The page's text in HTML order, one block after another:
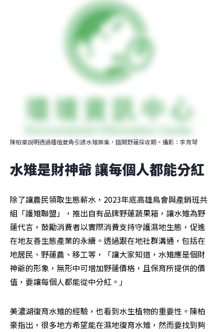
陳柏豪說明透過種植菱角引誘水雉築巢，錯開野蓮採收期。攝影：李育琴
水雉是財神爺 讓每個人都能分紅
除了讓農民領取生態薪水，2023年底高雄鳥會與產銷班共
組「護雉聯盟」，推出自有品牌野蓮蔬果箱，讓水雉為野
蓮代言，鼓勵消費者以實際消費支持守護濕地生態，促進
在地友善生態產業的永續。透過跟在地社群溝通，包括在
地居民、野蓮農、移工等，「讓大家知道，水雉應是個財
神爺的形象，無形中可增加野蓮價格，且保育所提供的價
值，要讓每個人都能從中分紅。」
美濃湖復育水雉的經驗，也看到水生植物的重要性。陳柏
豪指出，很多地方希望能在濕地復育水雉，然而要找到夠